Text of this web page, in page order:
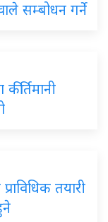
सम्बोधन गर्ने
तयारी